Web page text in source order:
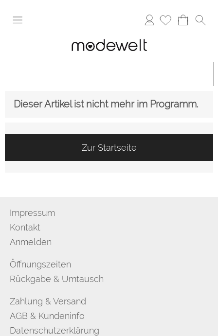
Anmelden
Dieser Artikel ist nicht mehr im Programm.
Zur Startseite
Impressum
Kontakt
Anmelden
Öffnungszeiten
Rückgabe & Umtausch
Zahlung & Versand
AGB & Kundeninfo
Datenschutzerklärung